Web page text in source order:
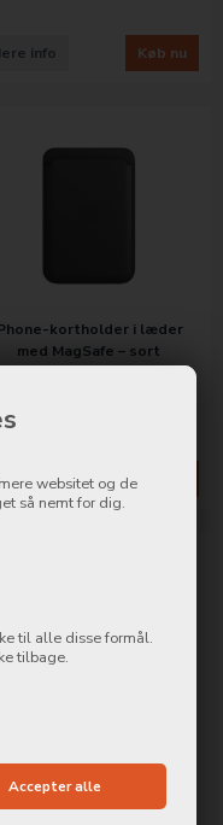
websitet og de
så nemt for dig.
til alle disse formål.
tilbage.
Køb nu
info
kortholder i læder
med MagSafe – sort
info
(PRODUCT)RED